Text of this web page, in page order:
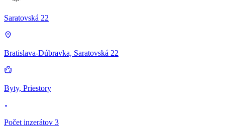
Saratovská 22
Bratislava-Dúbravka, Saratovská 22
Byty, Priestory
Počet inzerátov 3